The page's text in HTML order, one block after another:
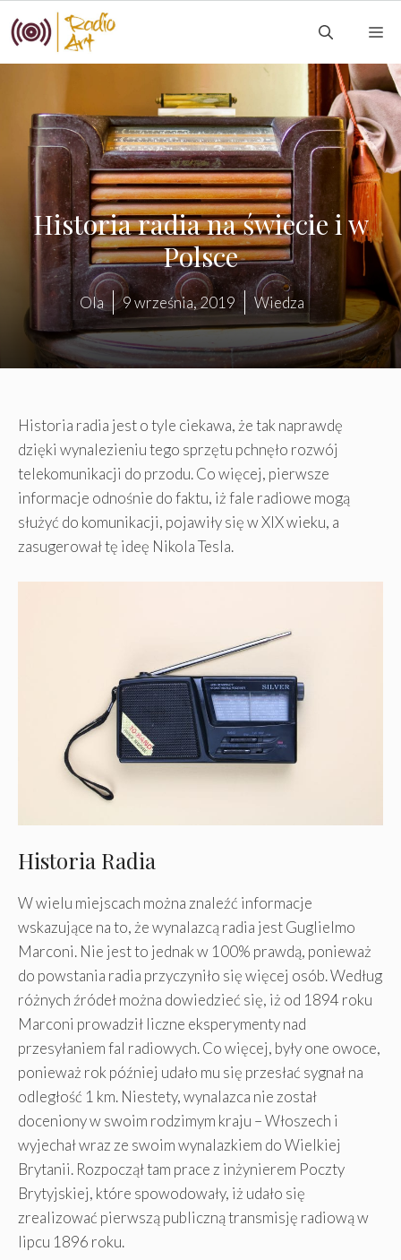
do
treści
Historia radia na świecie i w
Polsce
Ola 9 września, 2019 Wiedza
Historia radia jest o tyle ciekawa, że tak naprawdę
dzięki wynalezieniu tego sprzętu pchnęło rozwój
telekomunikacji do przodu. Co więcej, pierwsze
informacje odnośnie do faktu, iż fale radiowe mogą
służyć do komunikacji, pojawiły się w XIX wieku, a
zasugerował tę ideę Nikola Tesla.
Historia Radia
W wielu miejscach można znaleźć informacje
wskazujące na to, że wynalazcą radia jest Guglielmo
Marconi. Nie jest to jednak w 100% prawdą, ponieważ
do powstania radia przyczyniło się więcej osób. Według
różnych źródeł można dowiedzieć się, iż od 1894 roku
Marconi prowadził liczne eksperymenty nad
przesyłaniem fal radiowych. Co więcej, były one owoce,
ponieważ rok później udało mu się przesłać sygnał na
odległość 1 km. Niestety, wynalazca nie został
doceniony w swoim rodzimym kraju – Włoszech i
wyjechał wraz ze swoim wynalazkiem do Wielkiej
Brytanii. Rozpoczął tam prace z inżynierem Poczty
Brytyjskiej, które spowodowały, iż udało się
zrealizować pierwszą publiczną transmisję radiową w
lipcu 1896 roku.